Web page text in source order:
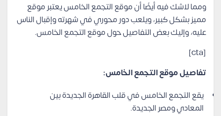
ومما لاشك فيه أيضًا أن موقع التجمع الخامس يعتبر موقع
مميز بشكل كبير، ويلعب دور محوري في شهرته وإقبال الناس
عليه، وإليك بعض التفاصيل حول موقع التجمع الخامس.
[cta]
تفاصيل موقع التجمع الخامس:
يقع التجمع الخامس في قلب القاهرة الجديدة بين
المعادي ومصر الجديدة.